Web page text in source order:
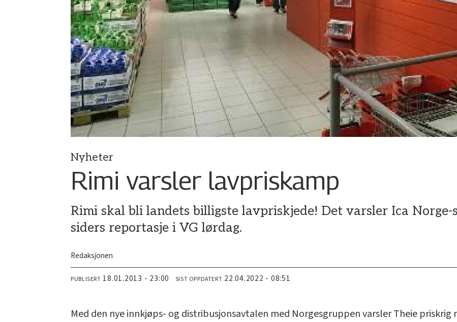
Nyheter
Rimi varsler lavpriskamp
Rimi skal bli landets billigste lavpriskjede! Det varsler Ica
siders reportasje i VG lørdag.
Redaksjonen
PUBLISERT 18.01.2013 - 23:00 SIST OPPDATERT 22.04.2022 - 08:51
Med den nye innkjøps- og distribusjonsavtalen med Norgesgruppen varsler Theie priskrig